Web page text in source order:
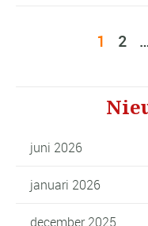
1 2
juni 2026
januari 2026
december 2025